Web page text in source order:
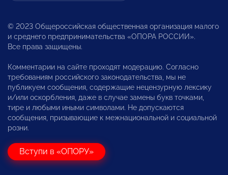
© 2023 Общероссийская общественная организация малого
и среднего предпринимательства «ОПОРА РОССИИ».
Все права защищены.
Комментарии на сайте проходят модерацию. Согласно
требованиям российского законодательства, мы не
публикуем сообщения, содержащие нецензурную лексику
и/или оскорбления, даже в случае замены букв точками,
тире и любыми иными символами. Не допускаются
сообщения, призывающие к межнациональной и социальной
розни.
Вступи в «ОПОРУ»